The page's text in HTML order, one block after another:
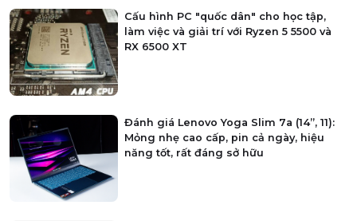
Cấu hình PC "quốc dân" cho học tập,
làm việc và giải trí với Ryzen 5 5500 và
RX 6500 XT
Đánh giá Lenovo Yoga Slim 7a (14”, 11):
Mỏng nhẹ cao cấp, pin cả ngày, hiệu
năng tốt, rất đáng sở hữu